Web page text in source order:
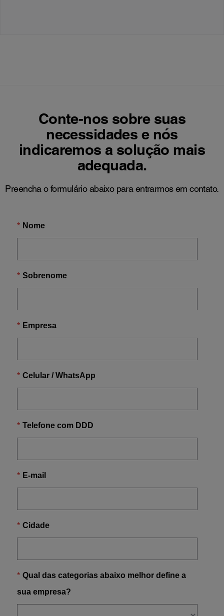
Conte-nos sobre suas
necessidades e nós
indicaremos a solução mais
adequada.
Preencha o formulário abaixo para entrarmos em contato.